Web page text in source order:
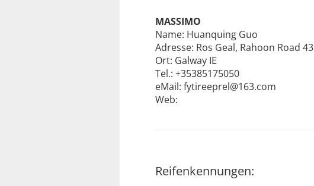
MASSIMO
Name: Huanquing Guo
Adresse: Ros Geal, Rahoon Road 43
Ort: Galway IE
Tel.: +35385175050
eMail: fytireeprel@163.com
Web:
Reifenkennungen: